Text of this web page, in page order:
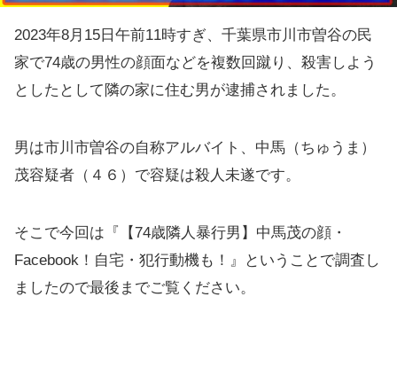
2023年8月15日午前11時すぎ、千葉県市川市曽谷の民
家で74歳の男性の顔面などを複数回蹴り、殺害しよう
としたとして隣の家に住む男が逮捕されました。
男は市川市曽谷の自称アルバイト、中馬（ちゅうま）
茂容疑者（４６）で容疑は殺人未遂です。
そこで今回は『【74歳隣人暴行男】中馬茂の顔・
Facebook！自宅・犯行動機も！』ということで調査し
ましたので最後までご覧ください。